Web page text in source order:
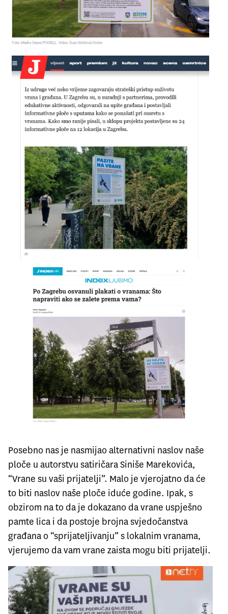
Posebno nas je nasmijao alternativni naslov naše
ploče u autorstvu satiričara Siniše Marekovića,
“Vrane su vaši prijatelji”. Malo je vjerojatno da će
to biti naslov naše ploče iduće godine. Ipak, s
obzirom na to da je dokazano da vrane uspješno
pamte lica i da postoje brojna svjedočanstva
građana o “sprijateljivanju” s lokalnim vranama,
vjerujemo da vam vrane zaista mogu biti prijatelji.